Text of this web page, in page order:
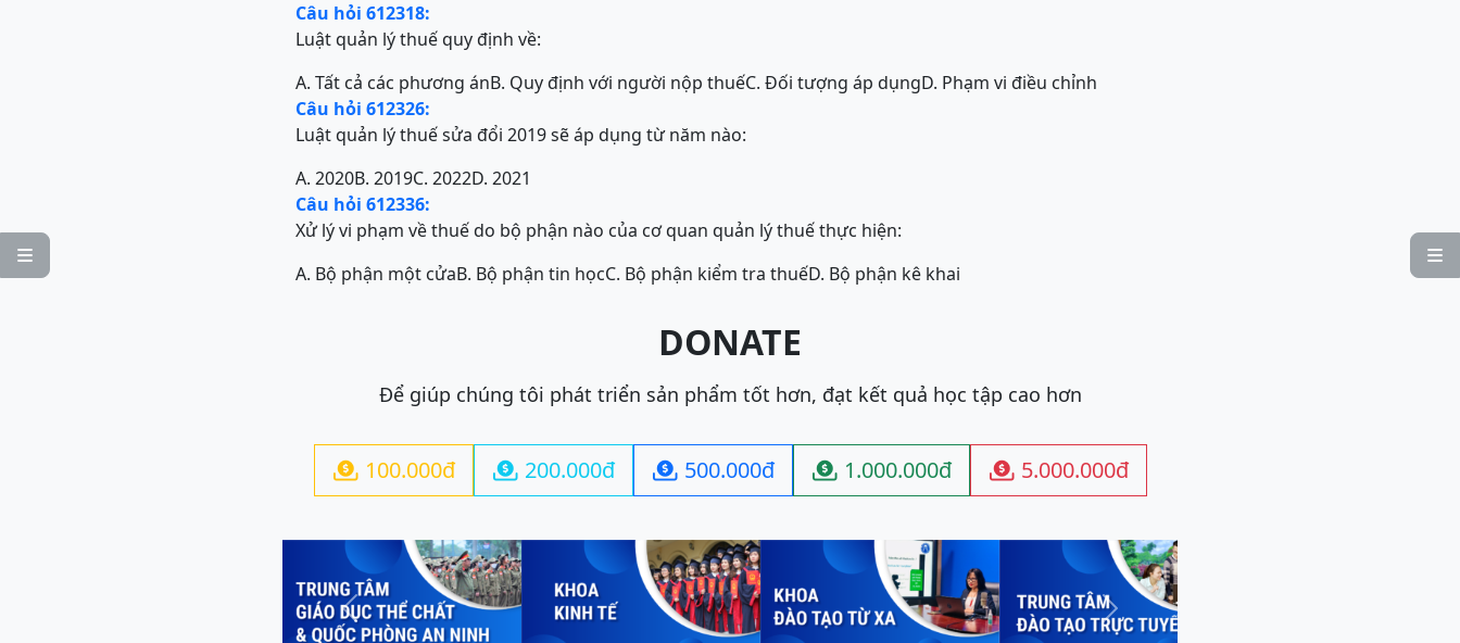


Câu hỏi 612318:
Luật quản lý thuế quy định về:
A. Tất cả các phương ánB. Quy định với người nộp thuếC. Đối tượng áp dụngD. Phạm vi điều chỉnh
Câu hỏi 612326:
Luật quản lý thuế sửa đổi 2019 sẽ áp dụng từ năm nào:
A. 2020B. 2019C. 2022D. 2021
Câu hỏi 612336:
Xử lý vi phạm về thuế do bộ phận nào của cơ quan quản lý thuế thực hiện:
A. Bộ phận một cửaB. Bộ phận tin họcC. Bộ phận kiểm tra thuếD. Bộ phận kê khai
DONATE
Để giúp chúng tôi phát triển sản phẩm tốt hơn, đạt kết quả học tập cao hơn
 100.000đ  200.000đ  500.000đ  1.000.000đ  5.000.000đ
Previous Next